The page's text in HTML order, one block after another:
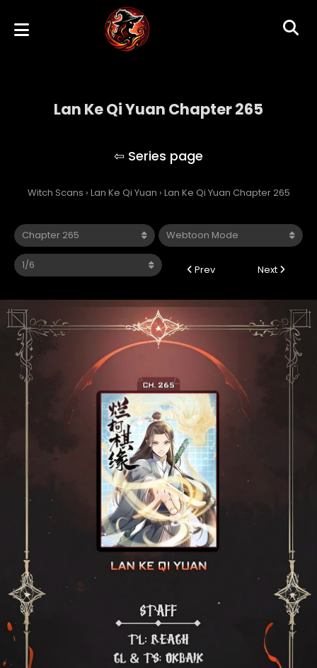
Lan Ke Qi Yuan Chapter 265
Witch Scans › Lan Ke Qi Yuan › Lan Ke Qi Yuan Chapter 265
Prev Next